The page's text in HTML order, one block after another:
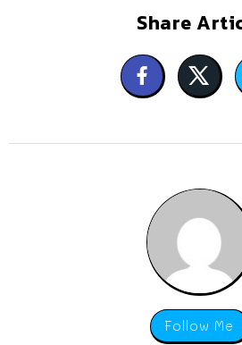
Share
Follow Me